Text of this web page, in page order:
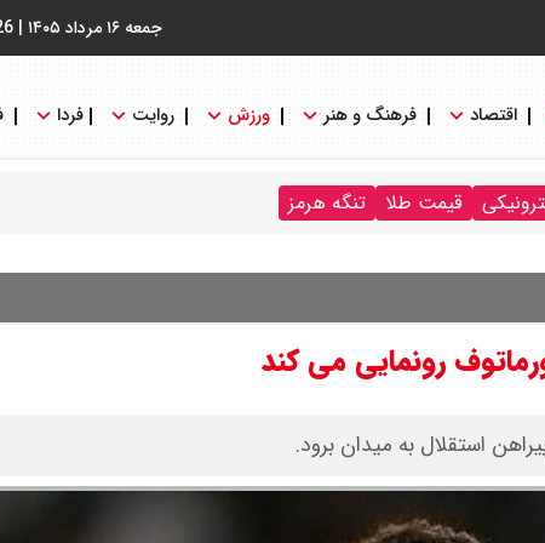
جمعه ۱۶ مرداد ۱۴۰۵ |
اقتصاد فرهنگ و هنر ورزش روایت فردا
قیمت طلا تنگه هرمز
رونمایی می کند
استقلال به میدان برود.